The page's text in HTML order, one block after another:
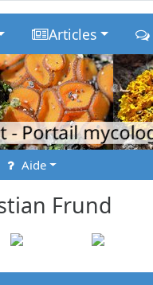
Articles
- Portail
Aide
Frund